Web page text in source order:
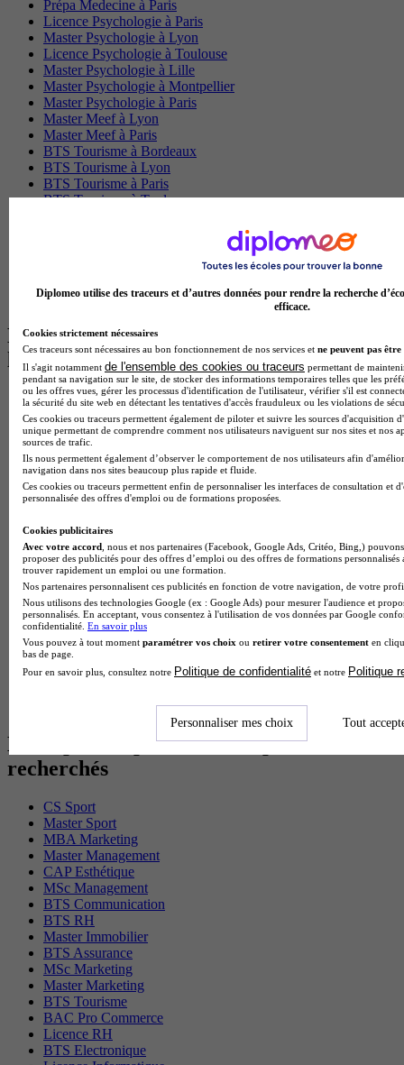
Prépa Medecine à Paris
Licence Psychologie à Paris
Master Psychologie à Lyon
Licence Psychologie à Toulouse
Master Psychologie à Lille
Master Psychologie à Montpellier
Master Psychologie à Paris
Master Meef à Lyon
Master Meef à Paris
BTS Tourisme à Bordeaux
BTS Tourisme à Lyon
BTS Tourisme à Paris
BTS Tourisme à Toulouse
BTS Communication à Bordeaux
Master Psychologie à Angers
BTS Ndrc à Lyon
Les intitulés de diplôme par alternance
les plus recherchés
BTS Esf en alternance
BTS Dietetique en alternance
BTS Mco en alternance
BTS Pi en alternance
BTS Sp3s en alternance
Master CCA en alternance
BTS Ndrc en alternance
Cap Fleuriste en alternance
BTS Sio en alternance
MSc Marketing Digital en alternance
BTS Gpme en alternance
Cap Electricien en alternance
BTS Gpn en alternance
BTS Domotique en alternance
BAC Pro Agora en alternance
BTS Sta en alternance
BTS Iris en alternance
BTS Ati en alternance
Les diplômes par filière les plus
recherchés
CS Sport
Master Sport
MBA Marketing
Master Management
CAP Esthétique
MSc Management
BTS Communication
BTS RH
Master Immobilier
BTS Assurance
MSc Marketing
Master Marketing
BTS Tourisme
BAC Pro Commerce
Licence RH
BTS Electronique
Diplomeo utilise des traceurs et d’autres données pour rendre la recherche
efficace.
Cookies strictement nécessaires
Ces traceurs sont nécessaires au bon fonctionnement de nos services et ne peuvent pas être
Il s'agit notamment de l'ensemble des cookies ou traceurs permettant de
pendant sa navigation sur le site, de stocker des informations temporaires telles que les
ou les offres vues, gérer les processus d'identification de l'utilisateur, vérifier s'il est
la sécurité du site web en détectant les tentatives d'accès frauduleux ou les violations de
Ces cookies ou traceurs permettent également de piloter et suivre les sources d'acquisition
unique permettant de comprendre comment nos utilisateurs naviguent sur nos sites et nos
sources de trafic.
Ils nous permettent également d’observer le comportement de nos utilisateurs afin
navigation dans nos sites beaucoup plus rapide et fluide.
Ces cookies ou traceurs permettent enfin de personnaliser les interfaces de consultation et
personnalisée des offres d'emploi ou de formations proposées.
Cookies publicitaires
Avec votre accord , nous et nos partenaires (Facebook, Google Ads, Critéo, Bing,)
proposer des publicités pour des offres d’emploi ou des offres de formations
trouver rapidement un emploi ou une formation.
Nos partenaires personnalisent ces publicités en fonction de votre navigation, de votre
Nous utilisons des technologies Google (ex : Google Ads) pour mesurer l'audience et
personnalisés. En acceptant, vous consentez à l'utilisation de vos données par Google
confidentialité. En savoir plus
Vous pouvez à tout moment paramétrer vos choix ou retirer votre consentement en
bas de page.
Pour en savoir plus, consultez notre Politique de confidentialité et notre Politique
Personnaliser mes choix Tout